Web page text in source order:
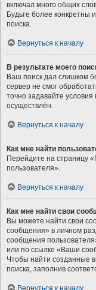
включал много общих
Будьте более конкретны
поиска.
Вернуться к началу
В результате моего
Ваш поиск дал слишком
сервер не смог
точно задавайте
осуществлён.
Вернуться к началу
Как мне найти
Перейдите на страницу
пользователя».
Вернуться к началу
Как мне найти свои
Вы можете найти свои
сообщения» в личном
сообщения
или по ссылке «Ваши
Чтобы найти созданные
поиска, заполнив
Вернуться к началу